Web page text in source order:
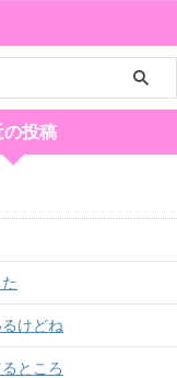
の投稿
けどね
ところ